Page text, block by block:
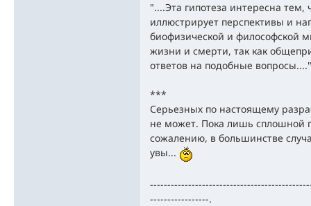
"....Эта гипотеза интересна
иллюстрирует перспективы и
биофизической и философской
жизни и смерти, так как
ответов на подобные вопросы...."
***
Серьезных по настоящему
не может. Пока лишь сплошной
сожалению, в большинстве
увы...
-----------------.